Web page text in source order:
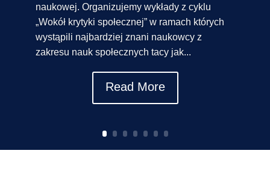
naukowej. Organizujemy wykłady z cyklu
„Wokół krytyki społecznej” w ramach których
wystąpili najbardziej znani naukowcy z
zakresu nauk społecznych tacy jak...
Read More